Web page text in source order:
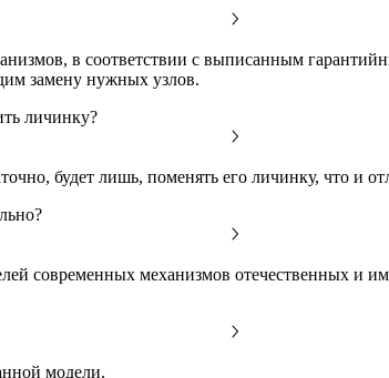
в соответствии с выписанным
замену нужных узлов.
личинку?
будет лишь, поменять его личинку, что и
современных механизмов отечественных и
модели.